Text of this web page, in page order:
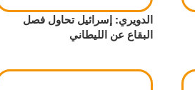
الدويري: إسرائيل تحاول فصل
البقاع عن الليطاني